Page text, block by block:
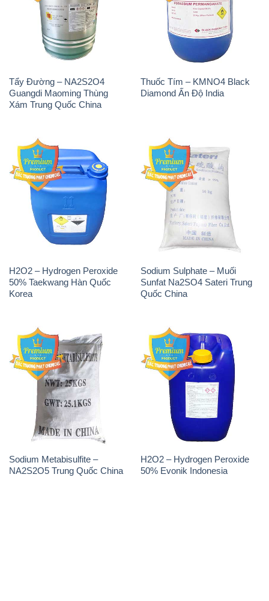
Tẩy Đường – NA2S2O4
Guangdi Maoming Thùng
Xám Trung Quốc China
Thuốc Tím – KMNO4 Black
Diamond Ấn Độ India
H2O2 – Hydrogen Peroxide
50% Taekwang Hàn Quốc
Korea
Sodium Sulphate – Muối
Sunfat Na2SO4 Sateri Trung
Quốc China
Sodium Metabisulfite –
NA2S2O5 Trung Quốc China
H2O2 – Hydrogen Peroxide
50% Evonik Indonesia